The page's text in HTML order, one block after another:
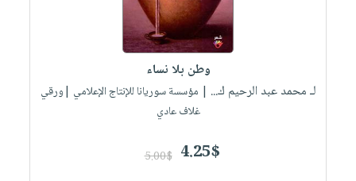
وطن بلا نساء
لـ محمد عبد الرحيم ك... | مؤسسة سوريانا للإنتاج الإعلامي |ورقي
غلاف عادي
4.25$
5.00$